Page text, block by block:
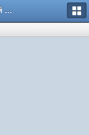
Всеволожский форум